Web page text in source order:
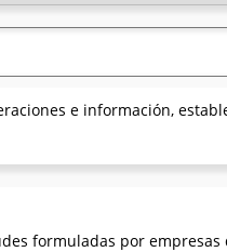
e información,
formuladas por